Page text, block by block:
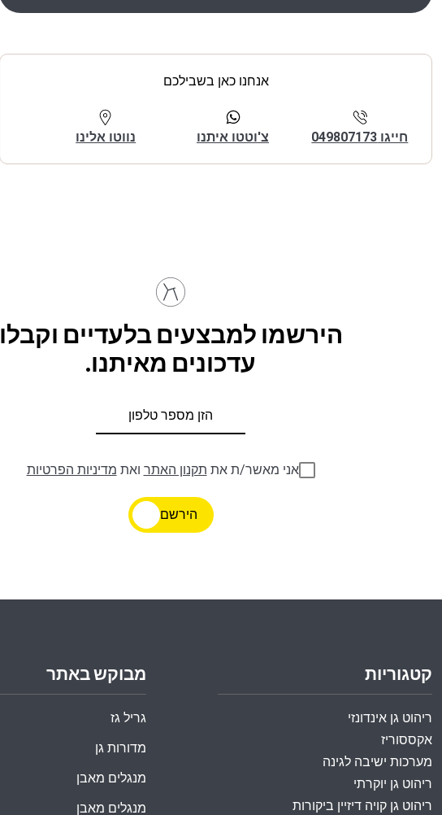
אנחנו כאן בשבילכם
חייגו 049807173 צ'וטטו איתנו נווטו אלינו
הירשמו למבצעים בלעדיים וקבלו
עדכונים מאיתנו.
אני מאשר/ת את תקנון האתר ואת מדיניות הפרטיות
הירשם
מבוקש באתר
גריל גז
מדורות גן
מנגלים מאבן
מנגלים מאבן
קטגוריות
ריהוט גן אינדונזי
אקססוריז
מערכות ישיבה לגינה
ריהוט גן יוקרתי
ריהוט גן קויה דיזיין ביקורות